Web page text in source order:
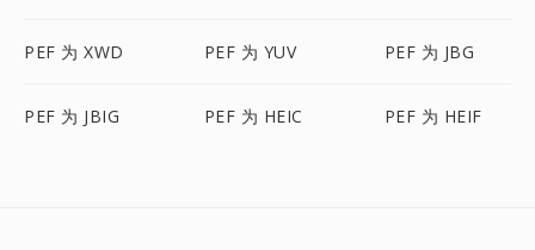
PEF 为 XWD PEF 为 YUV PEF 为 JBG
PEF 为 JBIG PEF 为 HEIC PEF 为 HEIF